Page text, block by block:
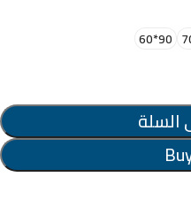
90*60
السلة